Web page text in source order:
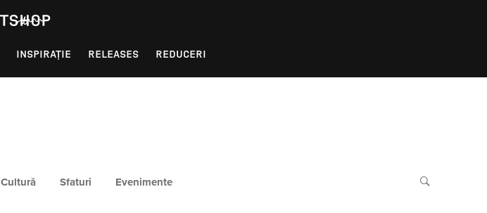
INSPIRAȚIE RELEASES REDUCERI
Cultură Sfaturi Evenimente